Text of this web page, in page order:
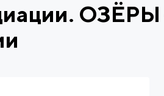
ОЗЁРЫ